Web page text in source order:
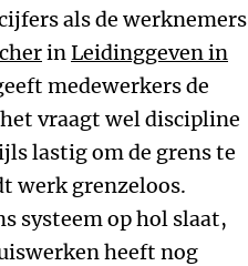
als de werknemers
inLeidinggeven in
medewerkers de
vraagt wel discipline
lastig om de grens te
werk grenzeloos.
systeem op hol slaat,
heeft nog